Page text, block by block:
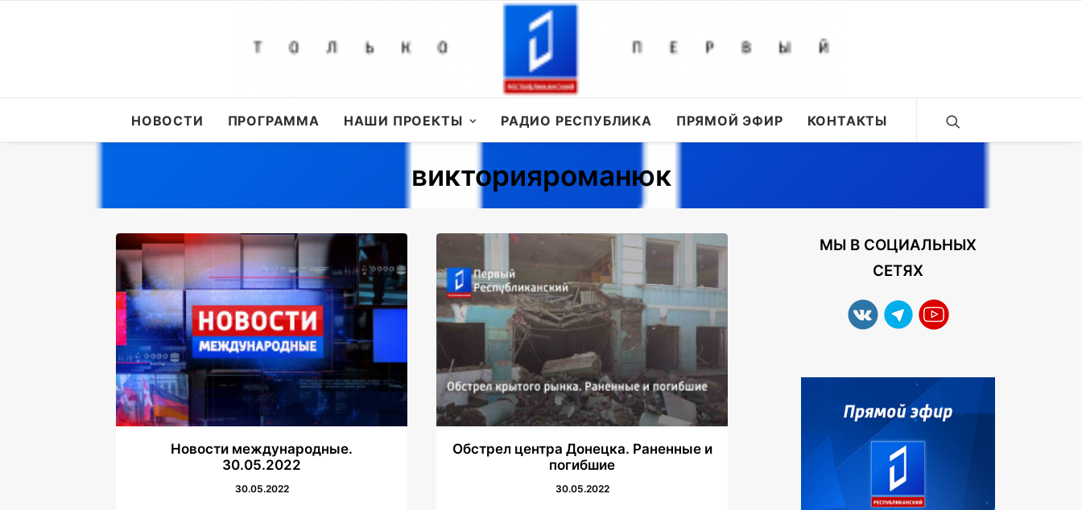
НОВОСТИ ПРОГРАММА НАШИ ПРОЕКТЫ РАДИО РЕСПУБЛИКА ПРЯМОЙ ЭФИР КОНТАКТЫ
викторияроманюк
Новости международные.
30.05.2022
30.05.2022
Обстрел центра Донецка. Раненные и
погибшие
30.05.2022
МЫ В СОЦИАЛЬНЫХ
СЕТЯХ